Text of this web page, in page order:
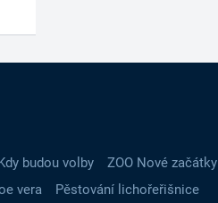
budou volby
ZOO Nové začátky
vera
Pěstování lichořeřišnice